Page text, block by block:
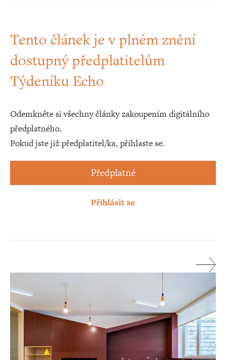
Tento článek je v plném znění
dostupný předplatitelům
Týdeníku Echo
Odemkněte si všechny články zakoupením digitálního
předplatného.
Pokud jste již předplatitel/ka, přihlaste se.
Předplatné
Přihlásit se